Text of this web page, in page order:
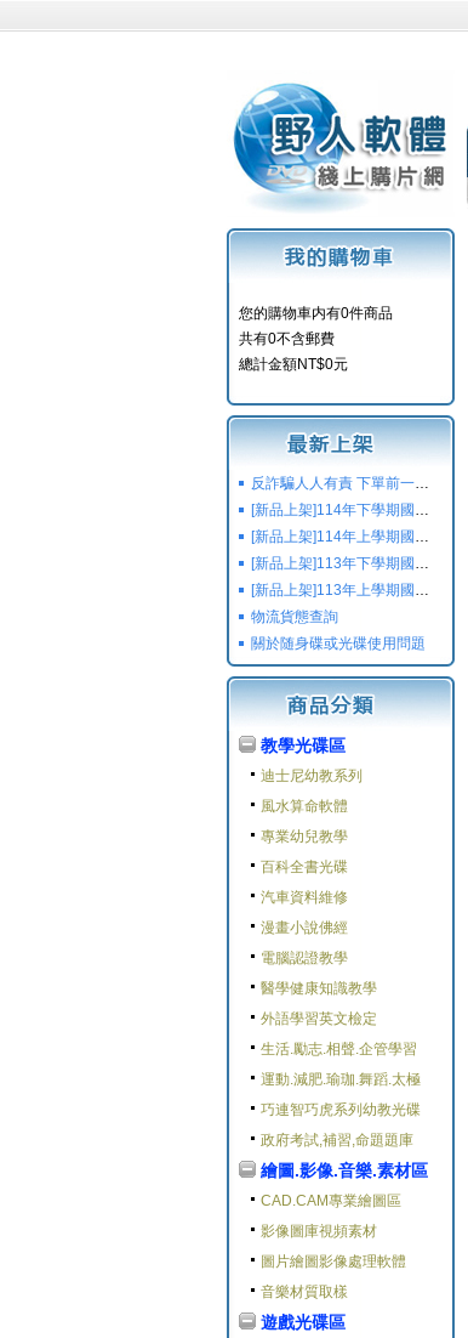
您的購物車内有0件商品
共有0不含郵費
總計金額NT$0元
反詐騙人人有責 下單前一定要注意
[新品上架]114年下學期國小國中高中命題光碟,校用卷,習作
[新品上架]114年上學期國小國中高中命題光碟,校用卷,習作
[新品上架]113年下學期國小國中高中命題光碟,校用卷,習作
[新品上架]113年上學期國小國中高中命題光碟,校用卷,習作
物流貨態查詢
關於随身碟或光碟使用問題
教學光碟區
迪士尼幼教系列
風水算命軟體
專業幼兒教學
百科全書光碟
汽車資料維修
漫畫小說佛經
電腦認證教學
醫學健康知識教學
外語學習英文檢定
生活.勵志.相聲.企管學習
運動.減肥.瑜珈.舞蹈.太極
巧連智巧虎系列幼教光碟
政府考試,補習,命題題庫
繪圖.影像.音樂.素材區
CAD.CAM專業繪圖區
影像圖庫視頻素材
圖片繪圖影像處理軟體
音樂材質取樣
遊戲光碟區